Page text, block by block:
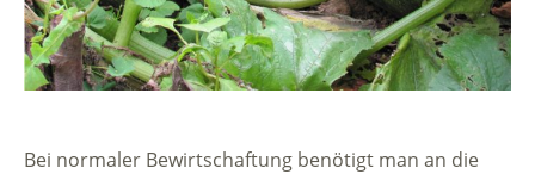
Bei normaler Bewirtschaftung benötigt man an die